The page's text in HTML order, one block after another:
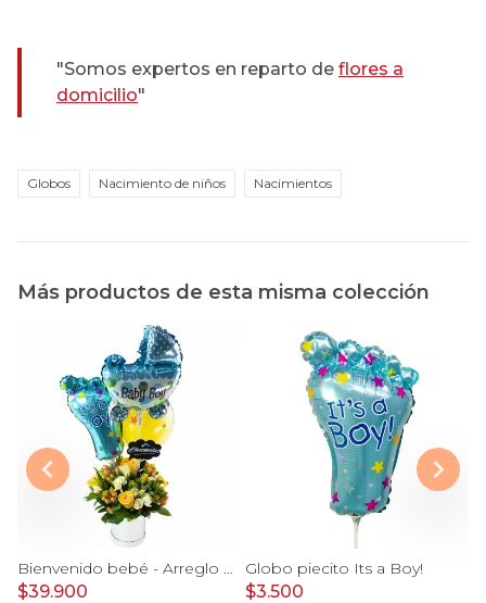
"Somos expertos en reparto de flores a
domicilio"
Globos Nacimiento de niños Nacimientos
Más productos de esta misma colección
Bienvenido bebé - Arreglo floral con globos, rosas amarillo, minirosas blanco, astromelias e hypericum
$39.900
Globo piecito Its a Boy!
$3.500